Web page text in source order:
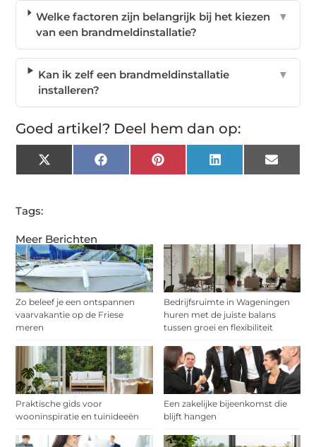
Meer Berichten
Zo beleef je een ontspannen
vaarvakantie op de Friese
meren
Bedrijfsruimte in Wageningen
huren met de juiste balans
tussen groei en flexibiliteit
Praktische gids voor
wooninspiratie en tuinideeën
Een zakelijke bijeenkomst die
blijft hangen
Welke factoren zijn belangrijk bij het kiezen
van een brandmeldinstallatie?
▼
Kan ik zelf een brandmeldinstallatie
installeren?
▼
Goed artikel? Deel hem dan op:
X
(Twitter)
FacebookPinterest LinkedIn Email
Tags: